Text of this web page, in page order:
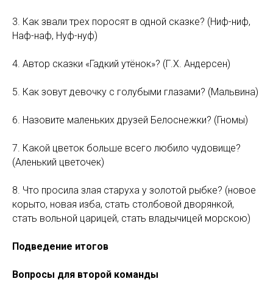
3. Как звали трех поросят в одной сказке? (Ниф-ниф,
Наф-наф, Нуф-нуф)
4. Автор сказки «Гадкий утёнок»? (Г.Х. Андерсен)
5. Как зовут девочку с голубыми глазами? (Мальвина)
6. Назовите маленьких друзей Белоснежки? (Гномы)
7. Какой цветок больше всего любило чудовище?
(Аленький цветочек)
8. Что просила злая старуха у золотой рыбке? (новое
корыто, новая изба, стать столбовой дворянкой,
стать вольной царицей, стать владычицей морскою)
Подведение итогов
Вопросы для второй команды